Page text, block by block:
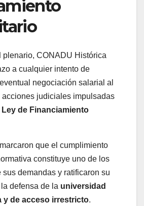
plenario, CONADU Histórica
a cualquier intento de
negociación salarial al
judiciales impulsadas
Ley de Financiamiento
que el cumplimiento
constituye uno de los
demandas y ratificaron su
defensa de la universidad
y de acceso irrestricto.